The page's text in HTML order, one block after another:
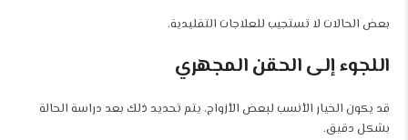
بعض الحالات لا تستجيب للعلاجات التقليدية.
اللجوء إلى الحقن المجهري
قد يكون الخيار الأنسب لبعض الأزواج، يتم تحديد ذلك بعد دراسة الحالة
بشكل دقيق.